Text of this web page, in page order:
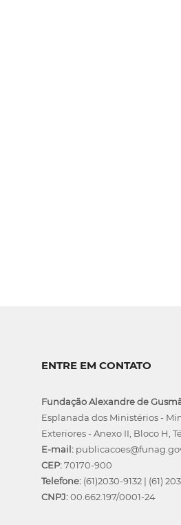
ENTRE EM CONTATO
Fundação Alexandre de
Esplanada dos Ministérios -
Exteriores - Anexo II, Bloco H,
E-mail:
CEP:70170-900
Telefone: (61)2030-9132 | (61)
CNPJ:00.662.197/0001-24